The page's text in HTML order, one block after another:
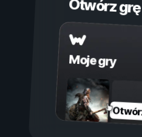
Otwórz
Moje gry